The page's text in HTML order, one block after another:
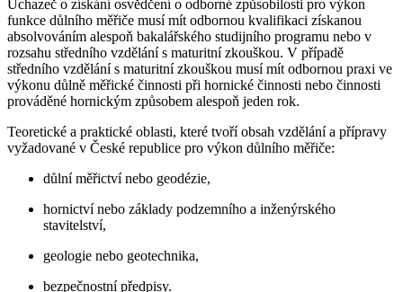
Uchazeč o získání osvědčení o odborné způsobilosti pro výkon
funkce důlního měřiče musí mít odbornou kvalifikaci získanou
absolvováním alespoň bakalářského studijního programu nebo v
rozsahu středního vzdělání s maturitní zkouškou. V případě
středního vzdělání s maturitní zkouškou musí mít odbornou praxi ve
výkonu důlně měřické činnosti při hornické činnosti nebo činnosti
prováděné hornickým způsobem alespoň jeden rok.
Teoretické a praktické oblasti, které tvoří obsah vzdělání a přípravy
vyžadované v České republice pro výkon důlního měřiče:
důlní měřictví nebo geodézie,
hornictví nebo základy podzemního a inženýrského
stavitelství,
geologie nebo geotechnika,
bezpečnostní předpisy.